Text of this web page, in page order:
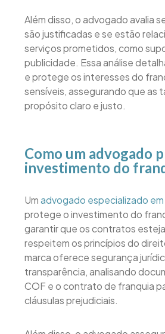
Além disso, o advogado avalia
são justificadas e se estão
serviços prometidos, como
publicidade. Essa análise
e protege os interesses do
sensíveis, assegurando que as
propósito claro e justo.
Como um advogado
investimento do
Umadvogado especializado
protege o investimento do
garantir que os contratos
respeitem os princípios do
marca oferece segurança
transparência, analisando
COF e o contrato de franquia
cláusulas prejudiciais.